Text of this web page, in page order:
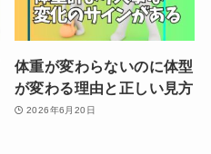
体重が変わらないのに体型
が変わる理由と正しい見方
2026年6月20日